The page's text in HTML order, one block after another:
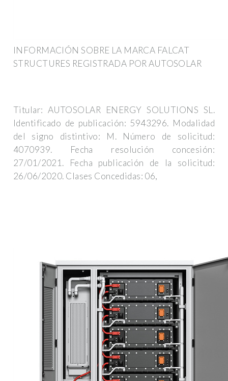
INFORMACIÓN SOBRE LA MARCA FALCAT
STRUCTURES REGISTRADA POR AUTOSOLAR
Titular: AUTOSOLAR ENERGY SOLUTIONS SL.
Identificado de publicación: 5943296. Modalidad
del signo distintivo: M. Número de solicitud:
4070939. Fecha resolución concesión:
27/01/2021. Fecha publicación de la solicitud:
26/06/2020. Clases Concedidas: 06,